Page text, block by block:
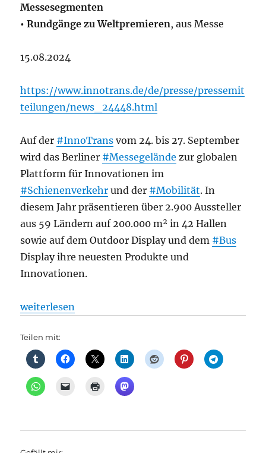
Messesegmenten
• Rundgänge zu Weltpremieren, aus Messe
15.08.2024
https://www.innotrans.de/de/presse/pressemit
teilungen/news_24448.html
Auf der #InnoTrans vom 24. bis 27. September
wird das Berliner #Messegelände zur globalen
Plattform für Innovationen im
#Schienenverkehr und der #Mobilität. In
diesem Jahr präsentieren über 2.900 Aussteller
aus 59 Ländern auf 200.000 m² in 42 Hallen
sowie auf dem Outdoor Display und dem #Bus
Display ihre neuesten Produkte und
Innovationen.
„Messe: Die Zukunft der Mobilität live erleben:
weiterlesen
Teilen mit: